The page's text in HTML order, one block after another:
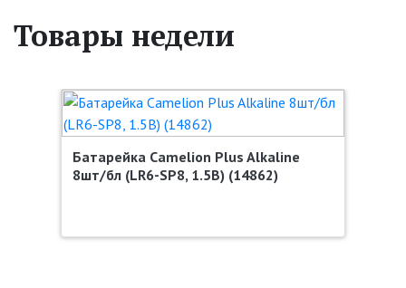
Товары недели
Батарейка Camelion Plus Alkaline
8шт/бл (LR6-SP8, 1.5В) (14862)